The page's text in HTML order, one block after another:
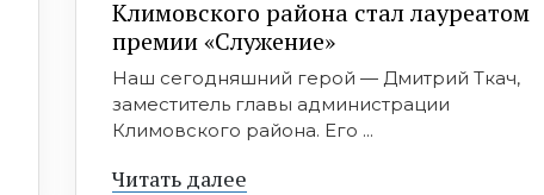
Климовского района стал лауреатом
премии «Служение»
Наш сегодняшний герой — Дмитрий Ткач,
заместитель главы администрации
Климовского района. Его ...
Читать далее